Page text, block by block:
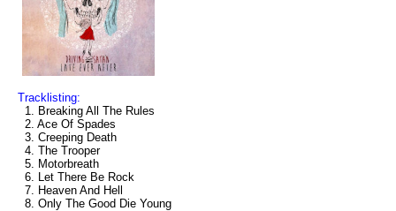
Tracklisting:
1. Breaking All The Rules
2. Ace Of Spades
3. Creeping Death
4. The Trooper
5. Motorbreath
6. Let There Be Rock
7. Heaven And Hell
8. Only The Good Die Young